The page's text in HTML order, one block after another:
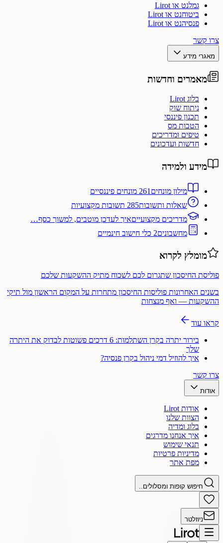
גמלנט או Lirot
ביטוחנט או Lirot
פנסיהנט או Lirot
צרו קשר
מאגרי מידע
מאמרים וחדשות
בלוג Lirot
ניתוח שוק
תכנון פיננסי
הטבות מס
טיפים ומדריכים
חדשות ועדכונים
מידע ולמידה
מילון מונחים 261 מונחים פיננסיים
שאלות ותשובות285 תשובות מקצועיות
מדריכים מקצועייםאיך לעדכן מוטבים, למשוך כסף…
מחשבונים2 כלי חישוב חינמיים
מומלץ לקרוא
פוליסת החיסכון שתגרום לכם לשכוח מתיק ההשקעות שלכם
בשנים האחרונות פוליסות החיסכון מתחרות על המקום הראשון מול תיקי
ההשקעות — ואף מנצחות
קראו עוד
בירור יתרה בקרן השתלמות: 6 דרכים פשוטות לבדוק את היתרה
שלך
איך להוזיל דמי ניהול בקרן פנסיה?
צרו קשר
אודות
אודות Lirot
הצוות שלנו
בלוג ומדיה
איך אנחנו מדרגים
תנאי שימוש
מדיניות פרטיות
מפת אתר
חיפוש קופות ומסלולים..
ניוזלטר